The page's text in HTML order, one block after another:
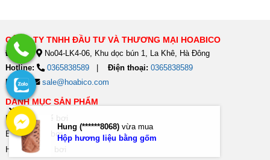
CÔNG TY TNHH ĐẦU TƯ VÀ THƯƠNG MẠI HOABICO
Địa chỉ:
No04-LK4-06, Khu dọc bún 1, La Khê, Hà Đông
Hotline:
0365838589 Điện thoại: 0365838589
Email:
sale@hoabico.com
DANH MỤC SẢN PHẨM
Máy bơm bể bơi
Bình lọc bể bơi
Hóa chất bể bơi
Hung (******8068) vừa mua
Hộp hương liệu bằng gốm